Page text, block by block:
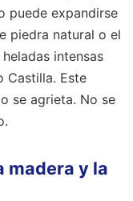
puede expandirse
piedra natural o el
intensas
Castilla. Este
se agrieta. No se
madera y la